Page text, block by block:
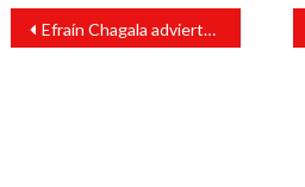
Navegación
entradas
Efraín Chagala advierte que se requieren más recursos para la cultura